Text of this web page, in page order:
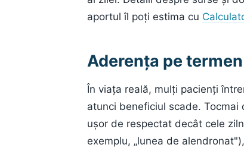
aportul îl poți estima cu
Aderența pe
În viața reală, mulți pacienți
atunci beneficiul scade. Tocmai
ușor de respectat decât cele
exemplu, „lunea de